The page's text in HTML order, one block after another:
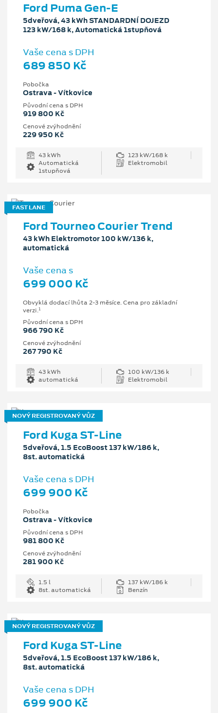
Ford Puma Gen-E
5dveřová, 43 kWh STANDARDNÍ DOJEZD
123 kW/168 k, Automatická 1stupňová
Vaše cena s DPH
689 850 Kč
Pobočka
Ostrava - Vítkovice
Původní cena s DPH
919 800 Kč
Cenové zvýhodnění
229 950 Kč
43 kWh
123 kW/168 k
Automatická
1stupňová
Elektromobil
FAST LANE
Ford Tourneo Courier Trend
43 kWh Elektromotor 100 kW/136 k,
automatická
Vaše cena s
699 000 Kč
Obvyklá dodací lhůta 2-3 měsíce. Cena pro základní
verzi.1
Původní cena s DPH
966 790 Kč
Cenové zvýhodnění
267 790 Kč
43 kWh
100 kW/136 k
automatická
Elektromobil
NOVÝ REGISTROVANÝ VŮZ
Ford Kuga ST-Line
5dveřová, 1.5 EcoBoost 137 kW/186 k,
8st. automatická
Vaše cena s DPH
699 900 Kč
Pobočka
Ostrava - Vítkovice
Původní cena s DPH
981 800 Kč
Cenové zvýhodnění
281 900 Kč
1.5 l
137 kW/186 k
8st. automatická
Benzín
NOVÝ REGISTROVANÝ VŮZ
Ford Kuga ST-Line
5dveřová, 1.5 EcoBoost 137 kW/186 k,
8st. automatická
Vaše cena s DPH
699 900 Kč